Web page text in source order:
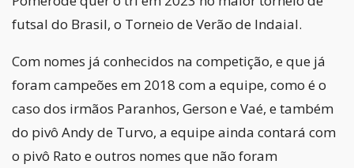
futsal do Brasil, o Torneio de Verão de Indaial.
Com nomes já conhecidos na competição, e que já
foram campeões em 2018 com a equipe, como é o
caso dos irmãos Paranhos, Gerson e Vaé, e também
do pivô Andy de Turvo, a equipe ainda contará com
o pivô Rato e outros nomes que não foram